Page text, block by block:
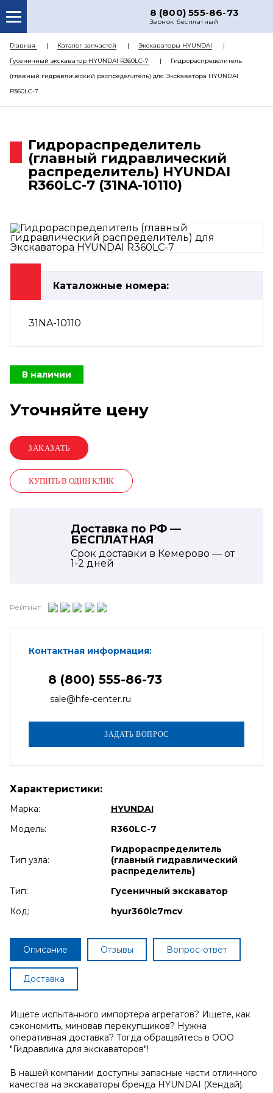
8 (800) 555-86-73
Звонок бесплатный
О НАС
КАТАЛОГ ЗАПЧАСТЕЙ
КОНТАКТЫ
Главная Каталог запчастей
Экскаваторы HYUNDAI
Гусеничный экскаватор HYUNDAI R360LC-7
Гидрораспределитель
(главный гидравлический распределитель) для Экскаватора HYUNDAI
R360LC-7
Гидрораспределитель
(главный гидравлический
распределитель) HYUNDAI
R360LC-7 (31NA-10110)
Каталожные номера:
31NA-10110
В наличии
Уточняйте цену
КУПИТЬ В ОДИН КЛИК
Доставка по РФ —
БЕСПЛАТНАЯ
Срок доставки в Кемерово — от
1-2 дней
Рейтинг:
Контактная информация:
8 (800) 555-86-73
sale@hfe-center.ru
Характеристики:
Марка:
HYUNDAI
Модель:
R360LC-7
Тип узла:
Гидрораспределитель
(главный гидравлический
распределитель)
Тип:
Гусеничный экскаватор
Код:
hyur360lc7mcv
Описание Отзывы Вопрос-ответ
Доставка
Ищете испытанного импортера агрегатов? Ищете, как
сэкономить, миновав перекупщиков? Нужна
оперативная доставка? Тогда обращайтесь в ООО
"Гидравлика для экскаваторов"!
В нашей компании доступны запасные части отличного
качества на экскаваторы бренда HYUNDAI (Хендай).